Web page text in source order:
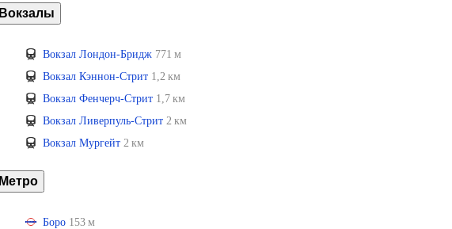
Вокзалы
Вокзал Лондон-Бридж 771 м
Вокзал Кэннон-Стрит 1,2 км
Вокзал Фенчерч-Стрит 1,7 км
Вокзал Ливерпуль-Стрит 2 км
Вокзал Мургейт 2 км
Метро
Боро 153 м